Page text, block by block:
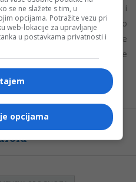
na uobičajene, pa i
bi mogle dostići i nivo
naredne sedmice prvo će
Evropu, a zatim će se
istoku.
putem aplikacije za
se ne slažete s tim, u
opcijama. Potražite vezu pri
web-lokacije za upravljanje
u postavkama privatnosti i
opcijama